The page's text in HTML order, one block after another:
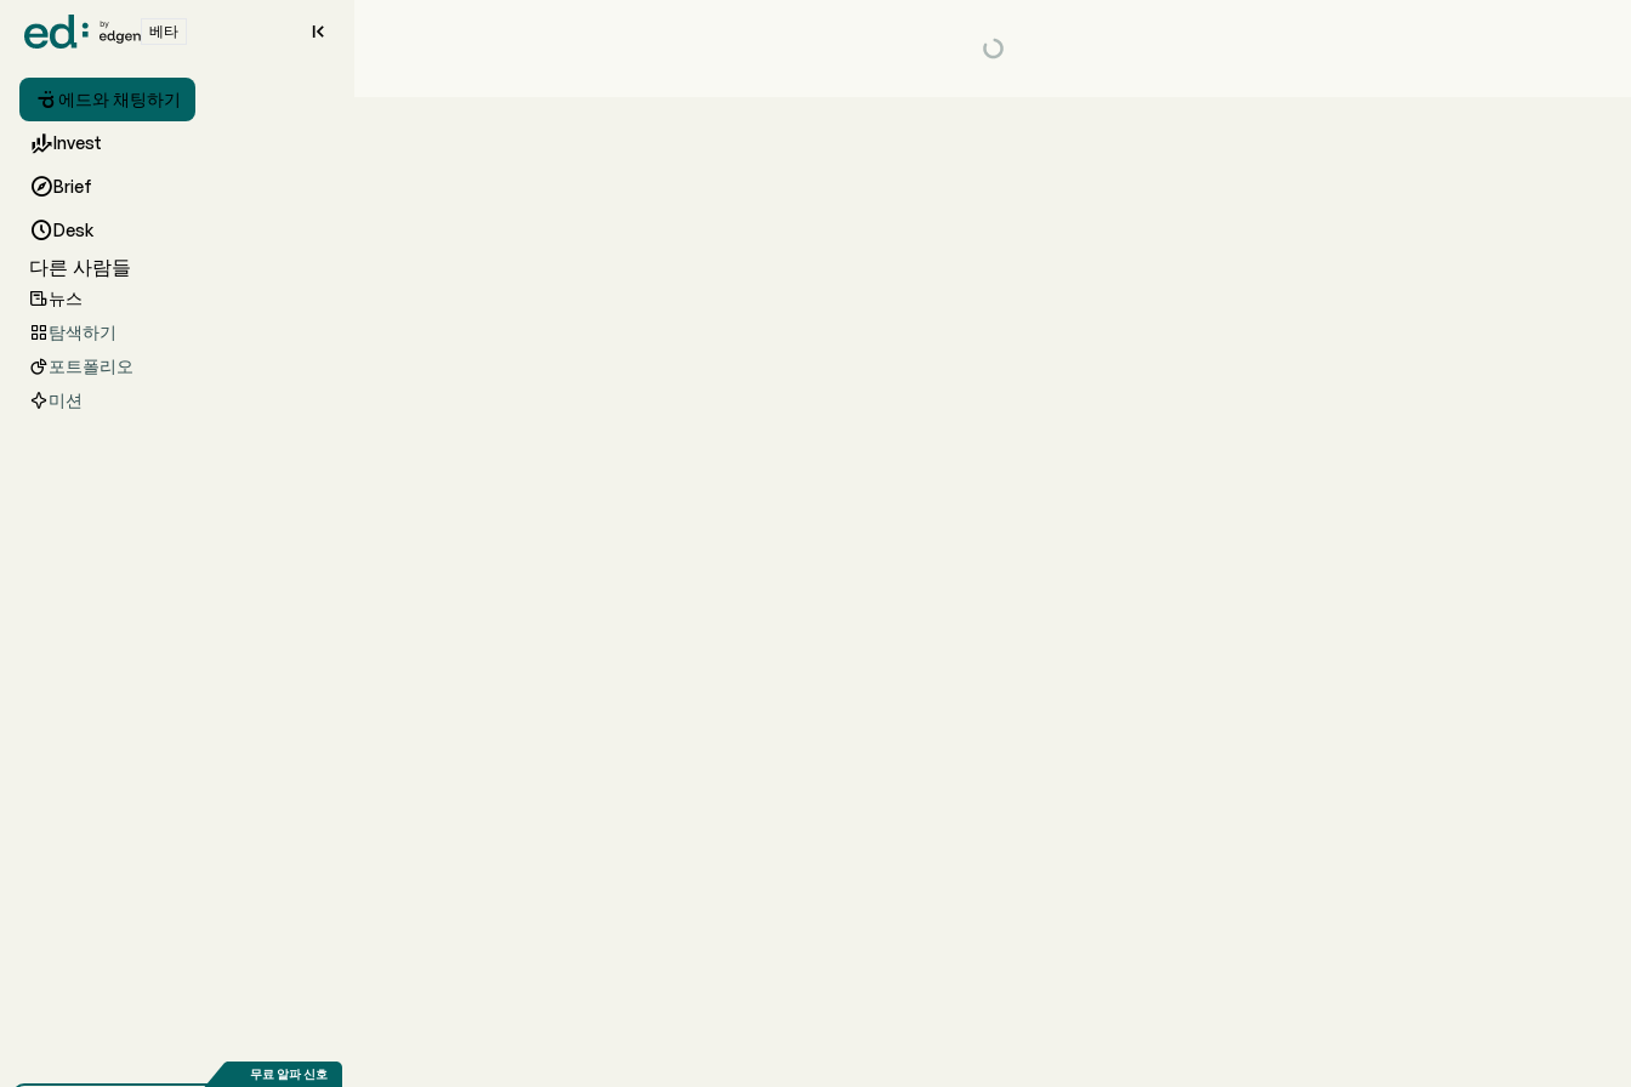
베타 
 에드와 채팅하기
Invest
Brief
Desk
다른 사람들
뉴스
탐색하기
포트폴리오
미션